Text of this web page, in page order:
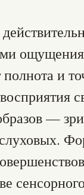
полнота и
—